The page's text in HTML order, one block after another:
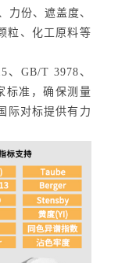
力份、遮盖度、
粒、化工原料等
、GB/T 3978、
标准，确保测量
际对标提供有力